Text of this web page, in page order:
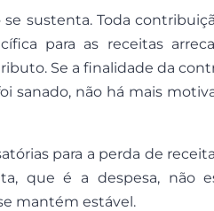
sustenta. Toda
para as receitas
Se a finalidade da
sanado, não há mais
para a perda de
que é a despesa, não
mantém estável.